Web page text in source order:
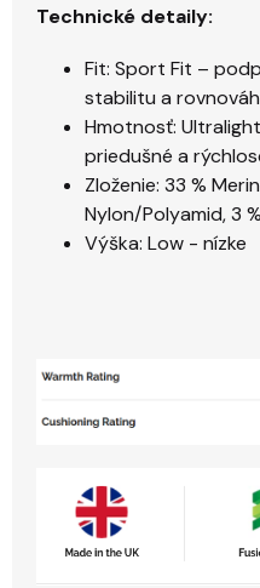
Technické detaily:
Fit: Sport Fit –
stabilitu a
Hmotnosť:
priedušné a
Zloženie: 33 %
Nylon/Polyamid, 3
Výška: Low - nízke